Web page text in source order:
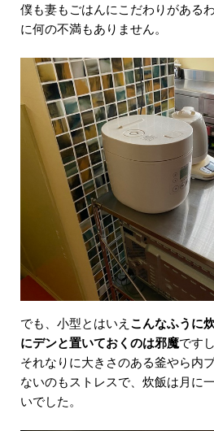
僕も妻もごはんにこだわりがある
に何の不満もありません。
でも、小型とはいえ こんなふうに
にデンと置いておくのは邪魔です
それなりに大きさのある釜やら内
ないのもストレスで、炊飯は月に
いでした。